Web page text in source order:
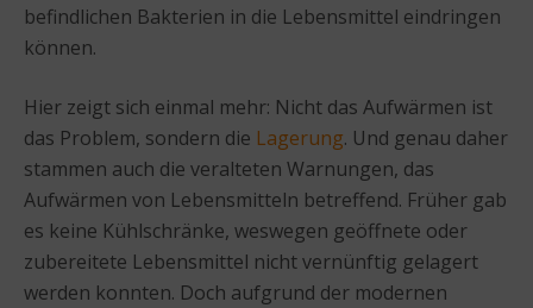
befindlichen Bakterien in die Lebensmittel eindringen
können.
Hier zeigt sich einmal mehr: Nicht das Aufwärmen ist
das Problem, sondern die Lagerung. Und genau daher
stammen auch die veralteten Warnungen, das
Aufwärmen von Lebensmitteln betreffend. Früher gab
es keine Kühlschränke, weswegen geöffnete oder
zubereitete Lebensmittel nicht vernünftig gelagert
werden konnten. Doch aufgrund der modernen